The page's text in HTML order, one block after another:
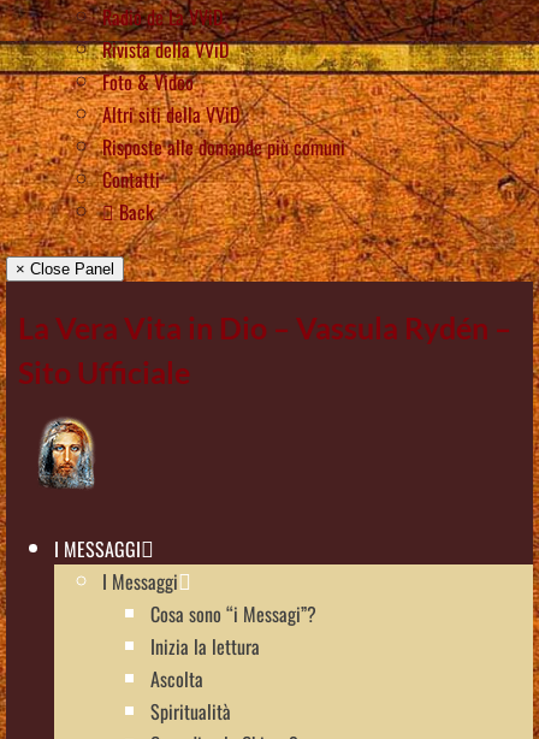
Radio de La VViD
Rivista della VViD
Foto & Video
Altri siti della VViD
Risposte alle domande più comuni
Contatti
Back
× Close Panel
La Vera Vita in Dio – Vassula Rydén –
Sito Ufficiale
I MESSAGGI
I Messaggi
Cosa sono “i Messagi”?
Inizia la lettura
Ascolta
Spiritualità